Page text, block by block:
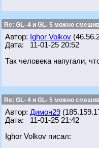
Re: GL- 4 и GL- 5 можно
Автор: Ighor Volkov
Дата: 11-01-25 20:52
Так человека напугали,
Re: GL- 4 и GL- 5 можно
Автор: Димон29
Дата: 11-01-25 21:42
Ighor Volkov писал: